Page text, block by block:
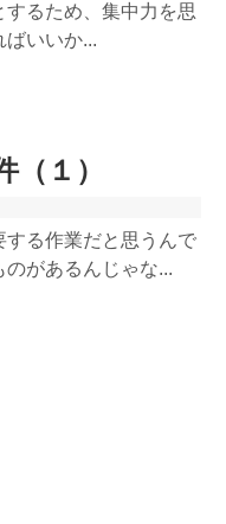
るため、集中力を思
ばいいか...
１）
する作業だと思うんで
があるんじゃな...